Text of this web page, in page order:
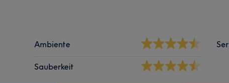
Ambiente
Sauberkeit